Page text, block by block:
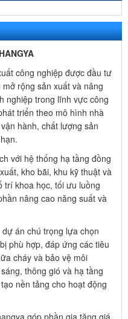
công nghiệp được đầu tư
rộng sản xuất và nâng
nghiệp trong lĩnh vực công
triển theo mô hình nhà
hành, chất lượng sản
với hệ thống hạ tầng đồng
kho bãi, khu kỹ thuật và
trí khoa học, tối ưu luồng
nâng cao năng suất và
án chú trọng lựa chọn
phù hợp, đáp ứng các tiêu
cháy và bảo vệ môi
thông gió và hạ tầng
nền tảng cho hoạt động
góp phần gia tăng giá